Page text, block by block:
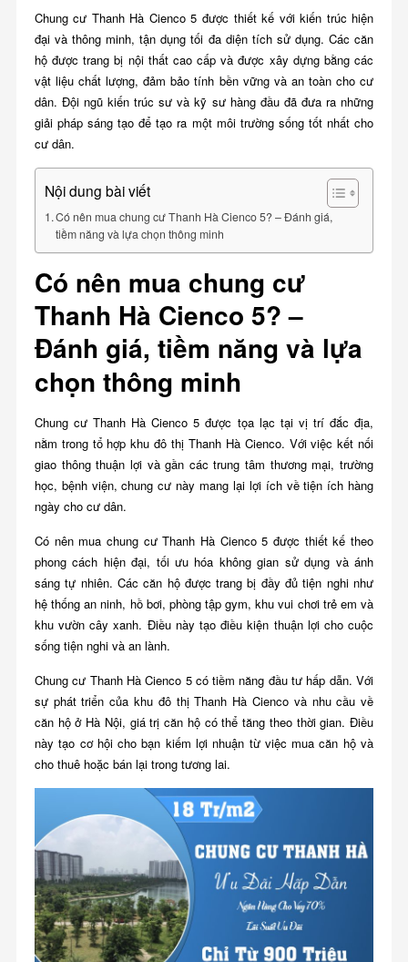
Chung cư Thanh Hà Cienco 5 được thiết kế với kiến trúc hiện
đại và thông minh, tận dụng tối đa diện tích sử dụng. Các căn
hộ được trang bị nội thất cao cấp và được xây dựng bằng các
vật liệu chất lượng, đảm bảo tính bền vững và an toàn cho cư
dân. Đội ngũ kiến trúc sư và kỹ sư hàng đầu đã đưa ra những
giải pháp sáng tạo để tạo ra một môi trường sống tốt nhất cho
cư dân.
Nội dung bài viết
Có nên mua chung cư Thanh Hà Cienco 5? – Đánh giá,
tiềm năng và lựa chọn thông minh
Có nên mua chung cư
Thanh Hà Cienco 5? –
Đánh giá, tiềm năng và lựa
chọn thông minh
Chung cư Thanh Hà Cienco 5 được tọa lạc tại vị trí đắc địa,
nằm trong tổ hợp khu đô thị Thanh Hà Cienco. Với việc kết nối
giao thông thuận lợi và gần các trung tâm thương mại, trường
học, bệnh viện, chung cư này mang lại lợi ích về tiện ích hàng
ngày cho cư dân.
Có nên mua chung cư Thanh Hà Cienco 5 được thiết kế theo
phong cách hiện đại, tối ưu hóa không gian sử dụng và ánh
sáng tự nhiên. Các căn hộ được trang bị đầy đủ tiện nghi như
hệ thống an ninh, hồ bơi, phòng tập gym, khu vui chơi trẻ em và
khu vườn cây xanh. Điều này tạo điều kiện thuận lợi cho cuộc
sống tiện nghi và an lành.
Chung cư Thanh Hà Cienco 5 có tiềm năng đầu tư hấp dẫn. Với
sự phát triển của khu đô thị Thanh Hà Cienco và nhu cầu về
căn hộ ở Hà Nội, giá trị căn hộ có thể tăng theo thời gian. Điều
này tạo cơ hội cho bạn kiếm lợi nhuận từ việc mua căn hộ và
cho thuê hoặc bán lại trong tương lai.